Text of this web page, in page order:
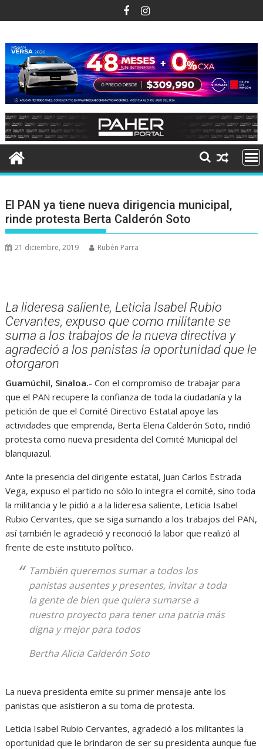
al
El PAN ya tiene nueva dirigencia municipal,
rinde protesta Berta Calderón Soto
21 diciembre, 2019 Rubén Parra
La lideresa saliente, Leticia Isabel Rubio
Cervantes, expuso que como militante se
suma a los trabajos de la nueva directiva y
agradeció a los panistas la oportunidad que le
otorgaron
Guamúchil, Sinaloa.- Con el compromiso de trabajar para
que el PAN recupere la confianza de toda la ciudadanía y la
petición de que el Comité Directivo Estatal apoye las
actividades que emprenda, Berta Elena Calderón Soto, rindió
protesta como nueva presidenta del Comité Municipal del
blanquiazul.
Ante la presencia del dirigente estatal, Juan Carlos Estrada
Vega, expuso el partido no sólo lo integra el comité, sino toda
la militancia y le pidió a a la lideresa saliente, Leticia Isabel
Rubio Cervantes, que se siga sumando a los trabajos del PAN,
así también le agradeció y reconoció la labor que realizó al
frente de este instituto político.
También queremos sumar a todos los
panistas ausentes y presentes, invitar a toda
la gente de bien que quiera sumarse a
nuestro proyecto para tener una patria más
digna y mejor para todos
Bertha Alicia Calderón Soto
La nueva presidenta emite su primer mensaje ante los
panistas que asistieron a su toma de protesta.
Leticia Isabel Rubio Cervantes, agradeció a los militantes la
oportunidad que le brindaron de ser su presidenta aunque fue